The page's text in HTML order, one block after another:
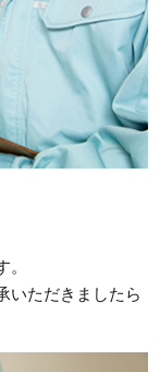
いただきましたら